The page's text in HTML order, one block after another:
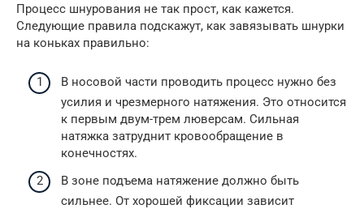
Процесс шнурования не так прост, как кажется.
Следующие правила подскажут, как завязывать шнурки
на коньках правильно:
В носовой части проводить процесс нужно без
усилия и чрезмерного натяжения. Это относится
к первым двум-трем люверсам. Сильная
натяжка затруднит кровообращение в
конечностях.
В зоне подъема натяжение должно быть
сильнее. От хорошей фиксации зависит